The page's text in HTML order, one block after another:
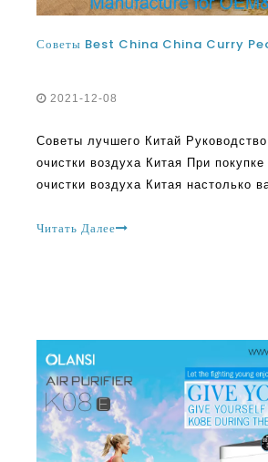
очистки воздуха Китая При покупке
современном мире. Однако,
важности, большинство людей
при покупке лучшего очистителя
Читать Далее